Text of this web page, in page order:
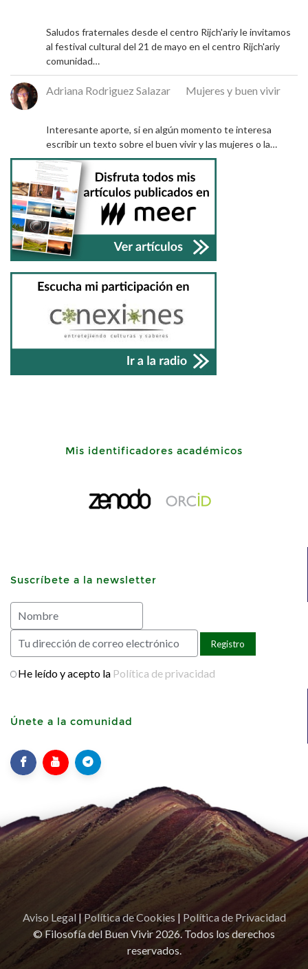
Saludos fraternales desde el centro Rijch'ariy le invitamos
al festival cultural del 21 de mayo en el centro Rijch'ariy
comunidad…
Adriana Rodriguez Salazar Mujeres y buen vivir
Interesante aporte, si en algún momento te interesa
escribir un texto sobre el buen vivir y las mujeres o la…
Mis identificadores académicos
Suscríbete a la newsletter
He leído y acepto la Política de privacidad
Únete a la comunidad
Aviso Legal| Política de Cookies | Política de Privacidad
© Filosofía del Buen Vivir 2026. Todos los derechos
reservados.